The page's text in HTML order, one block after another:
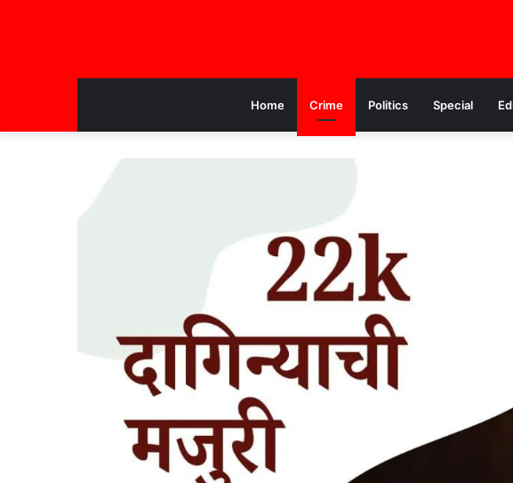
Home Crime Politics Special